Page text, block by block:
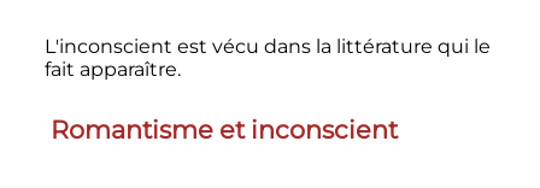
L'inconscient est vécu dans la littérature qui le
fait apparaître.
Romantisme et inconscient